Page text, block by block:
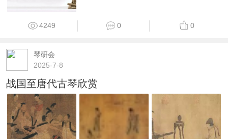
4249 0 0
琴研会
2025-7-8
战国至唐代古琴欣赏